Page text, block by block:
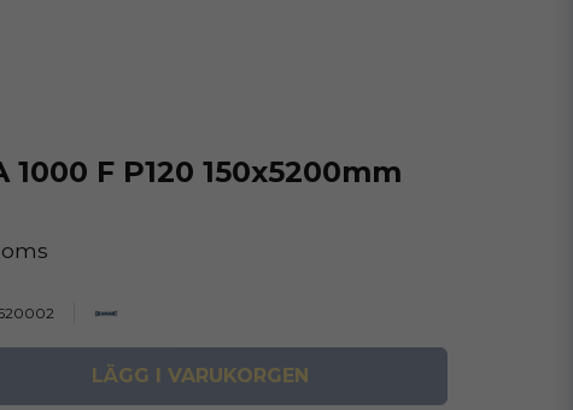
1000 F P120 150x5200mm
LÄGG I VARUKORGEN